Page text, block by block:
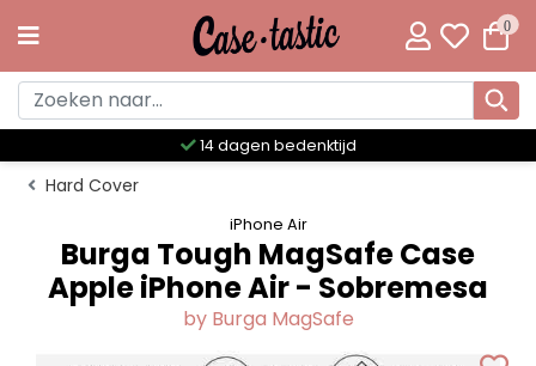
0
Meer dan 300 unieke designs
Hard Cover
iPhone Air
Burga Tough MagSafe Case
Apple iPhone Air - Sobremesa
by Burga MagSafe